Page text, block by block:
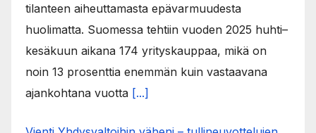
tilanteen aiheuttamasta epävarmuudesta
huolimatta. Suomessa tehtiin vuoden 2025 huhti–
kesäkuun aikana 174 yrityskauppaa, mikä on
noin 13 prosenttia enemmän kuin vastaavana
ajankohtana vuotta [...]